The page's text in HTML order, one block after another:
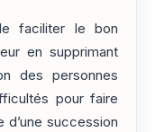
faciliter le bon
en supprimant
des personnes
pour faire
succession